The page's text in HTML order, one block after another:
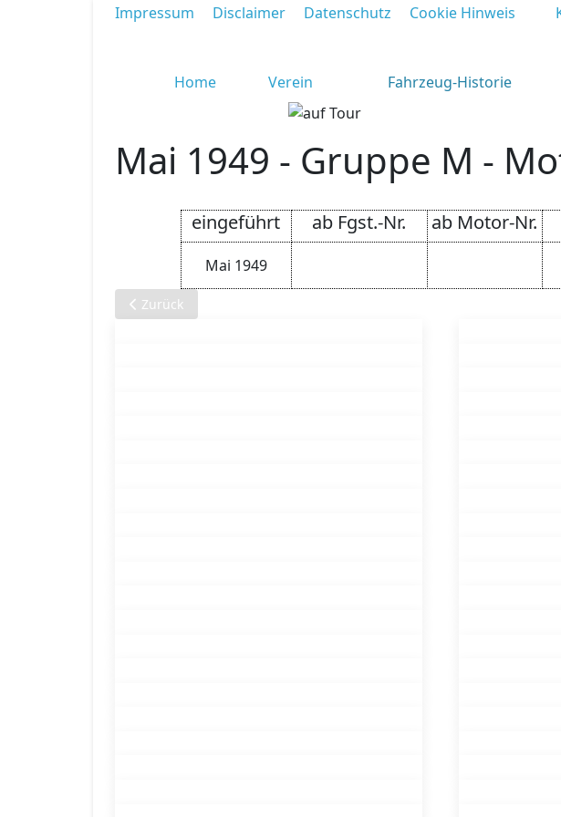
Impressum Disclaimer Datenschutz Cookie Hinweis
Home Verein Fahrzeug-Historie
Mai 1949 - Gruppe M -
eingeführt ab Fgst.-Nr. ab Motor-Nr.
Mai 1949
Previous article: Apr. 1949 - Gruppe M - Motor, Kupplung, Heizsystem
Zurück